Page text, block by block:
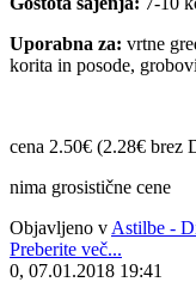
Uporabna za: vrtne
korita in posode,
cena 2.50€ (2.28€ brez
nima grosistične cene
Objavljeno v Astilbe -
Preberite več...
0, 07.01.2018 19:41